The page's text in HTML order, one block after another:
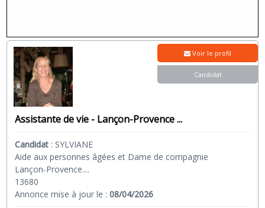
Assistante de vie - Lançon-Provence ...
Candidat : SYLVIANE
Aide aux personnes âgées et Dame de compagnie
Lançon-Provence....
13680
Annonce mise à jour le :08/04/2026
Voir le profil
Candidat